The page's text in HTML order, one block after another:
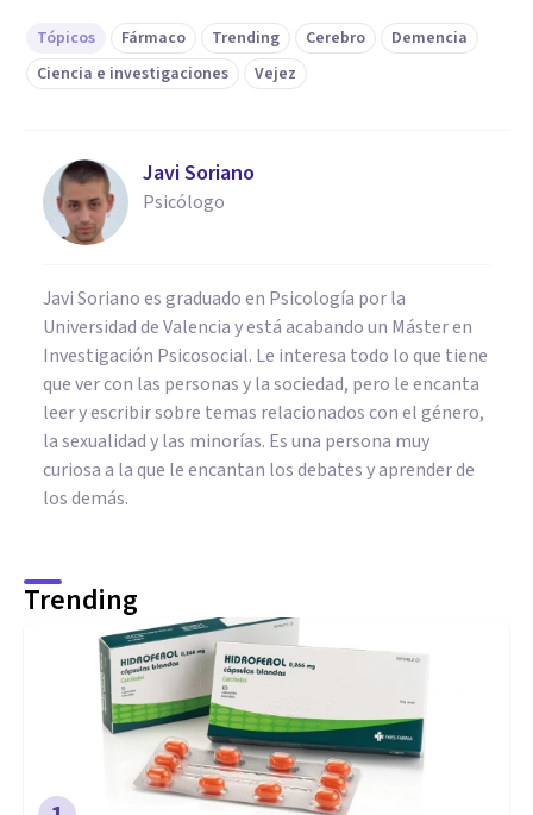
Tópicos Fármaco Trending Cerebro
Demencia
Ciencia e investigaciones
Vejez
Javi Soriano
Psicólogo
Javi Soriano es graduado en Psicología por la
Universidad de Valencia y está acabando un Máster en
Investigación Psicosocial. Le interesa todo lo que tiene
que ver con las personas y la sociedad, pero le encanta
leer y escribir sobre temas relacionados con el género,
la sexualidad y las minorías. Es una persona muy
curiosa a la que le encantan los debates y aprender de
los demás.
Trending